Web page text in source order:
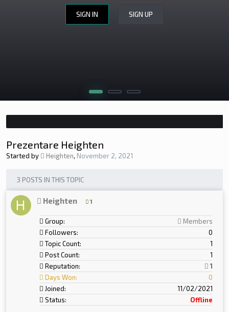
SIGN IN SIGN UP
Prezentare Heighten
Started by Heighten, November 2, 2021
3 POSTS IN THIS TOPIC
Heighten 1
Group:
Members
Followers:
0
Topic Count:
1
Post Count:
1
Reputation:
1
Days Won:
0
Joined:
11/02/2021
Status:
Offline